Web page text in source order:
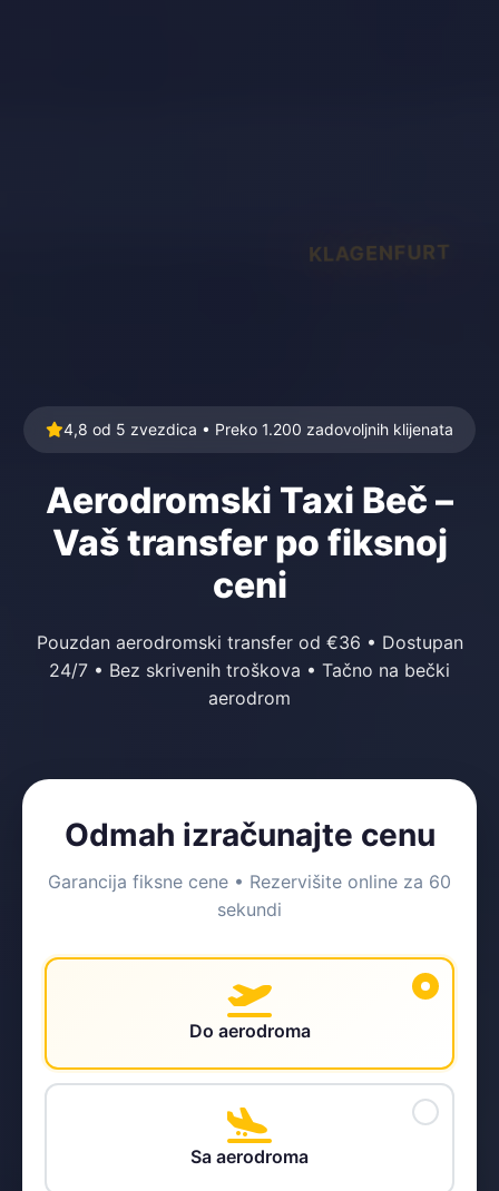
KLAGENFURT
4,8 od 5 zvezdica • Preko 1.200 zadovoljnih klijenata
Aerodromski Taxi Beč –
Vaš transfer po fiksnoj
ceni
Pouzdan aerodromski transfer od €36 • Dostupan
24/7 • Bez skrivenih troškova • Tačno na bečki
aerodrom
Odmah izračunajte cenu
Garancija fiksne cene • Rezervišite online za 60
sekundi
Do aerodroma
Sa aerodroma